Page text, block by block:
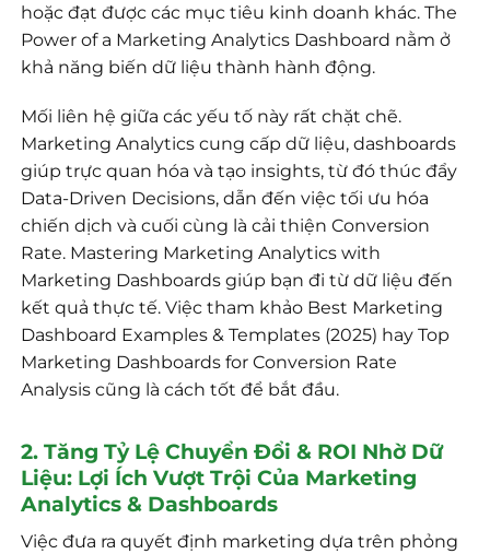
hoặc đạt được các mục tiêu kinh doanh khác. The
Power of a Marketing Analytics Dashboard nằm ở
khả năng biến dữ liệu thành hành động.
Mối liên hệ giữa các yếu tố này rất chặt chẽ.
Marketing Analytics cung cấp dữ liệu, dashboards
giúp trực quan hóa và tạo insights, từ đó thúc đẩy
Data-Driven Decisions, dẫn đến việc tối ưu hóa
chiến dịch và cuối cùng là cải thiện Conversion
Rate. Mastering Marketing Analytics with
Marketing Dashboards giúp bạn đi từ dữ liệu đến
kết quả thực tế. Việc tham khảo Best Marketing
Dashboard Examples & Templates (2025) hay Top
Marketing Dashboards for Conversion Rate
Analysis cũng là cách tốt để bắt đầu.
2. Tăng Tỷ Lệ Chuyển Đổi & ROI Nhờ Dữ
Liệu: Lợi Ích Vượt Trội Của Marketing
Analytics & Dashboards
Việc đưa ra quyết định marketing dựa trên phỏng